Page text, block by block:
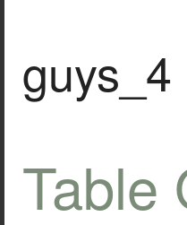
guys_4
Table